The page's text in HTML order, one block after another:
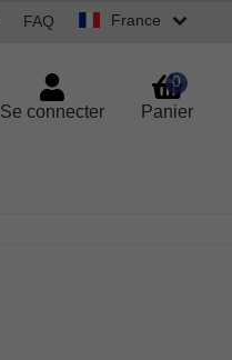
France
FAQ
Se connecter Panier
0